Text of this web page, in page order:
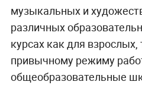
музыкальных и
различных
курсах как для
привычному режиму
общеобразовательные